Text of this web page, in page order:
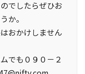
でしたらぜひお
か。
おかけしません
でも０９０－２